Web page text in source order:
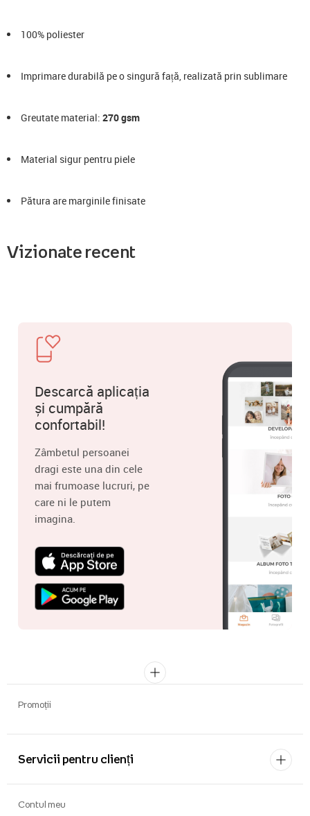
100% poliester
Imprimare durabilă pe o singură față, realizată prin sublimare
Greutate material: 270 gsm
Material sigur pentru piele
Pătura are marginile finisate
Vizionate recent
Descarcă aplicația
și cumpără
confortabil!
Zâmbetul persoanei
dragi este una din cele
mai frumoase lucruri, pe
care ni le putem
imagina.
Promoții
Servicii pentru clienți
Contul meu